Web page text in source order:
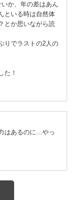
か、年の差はあん
といる時は自然体
とか思いながら読
りでラストの2人の
た！
はあるのに…やっ